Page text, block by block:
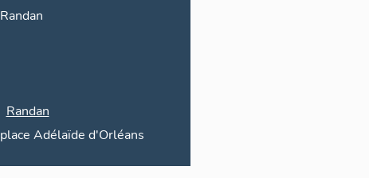
Randan
Randan
place Adélaïde d'Orléans